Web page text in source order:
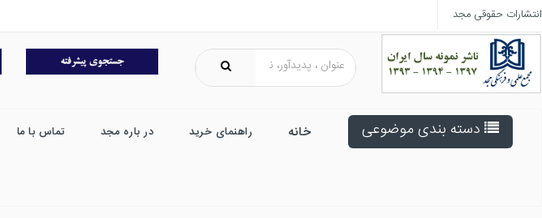
انتشارات حقوقی مجد
دسته بندی موضوعی خانه راهنمای خرید در باره مجد تماس با ما